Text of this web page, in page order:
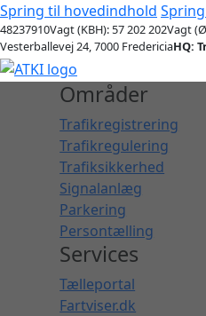
Spring til hovedindhold
48237910Vagt (KBH): 57 202 202Vagt
Vesterballevej 24, 7000 FredericiaHQ:
Områder
Trafikregistrering
Trafikregulering
Trafiksikkerhed
Signalanlæg
Parkering
Persontælling
Services
Tælleportal
Fartviser.dk